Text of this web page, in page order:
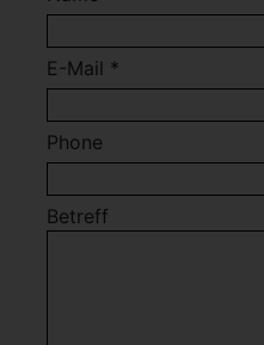
E-Mail *
Phone
Betreff